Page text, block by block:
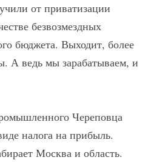
от приватизации
безвозмездных
бюджета. Выходит, более
А ведь мы зарабатываем, и
Череповца
налога на прибыль.
Москва и область.